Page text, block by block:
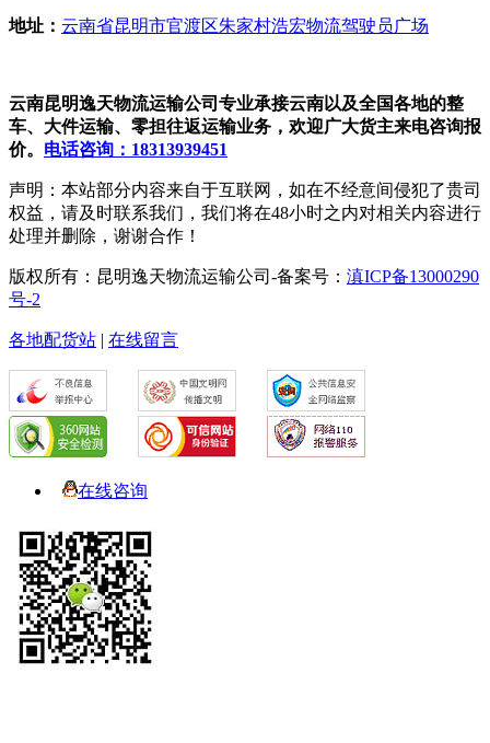
地址： 云南省昆明市官渡区朱家村浩宏物流驾驶员广场
云南昆明逸天物流运输公司专业承接云南以及全国各地的整
车、大件运输、零担往返运输业务，欢迎广大货主来电咨询报
价。 电话咨询：18313939451
声明：本站部分内容来自于互联网，如在不经意间侵犯了贵司
权益，请及时联系我们，我们将在48小时之内对相关内容进行
处理并删除，谢谢合作！
版权所有：昆明逸天物流运输公司-备案号： 滇ICP备13000290
号-2
各地配货站 | 在线留言
在线咨询